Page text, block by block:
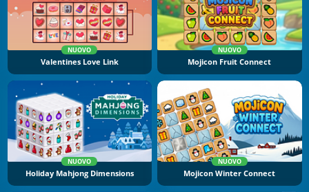
NUOVO
Valentines Love Link
NUOVO
Mojicon Fruit Connect
NUOVO
Holiday Mahjong Dimensions
NUOVO
Mojicon Winter Connect